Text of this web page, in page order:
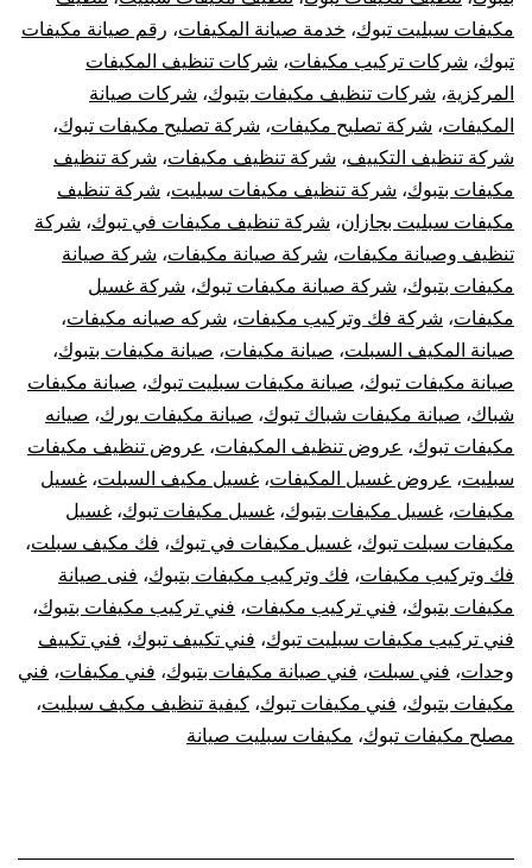
مكيفات سبليت تبوك، خدمة صيانة المكيفات، رقم صيانة مكيفات
تبوك، شركات تركيب مكيفات، شركات تنظيف المكيفات
المركزية، شركات تنظيف مكيفات بتبوك، شركات صيانة
المكيفات، شركة تصليح مكيفات، شركة تصليح مكيفات تبوك،
شركة تنظيف التكييف، شركة تنظيف مكيفات، شركة تنظيف
مكيفات بتبوك، شركة تنظيف مكيفات سبليت، شركة تنظيف
مكيفات سبليت بجازان، شركة تنظيف مكيفات في تبوك، شركة
تنظيف وصيانة مكيفات، شركة صيانة مكيفات، شركة صيانة
مكيفات بتبوك، شركة صيانة مكيفات تبوك، شركة غسيل
مكيفات، شركة فك وتركيب مكيفات، شركه صيانه مكيفات،
صيانة المكيف السبلت، صيانة مكيفات، صيانة مكيفات بتبوك،
صيانة مكيفات تبوك، صيانة مكيفات سبليت تبوك، صيانة مكيفات
شباك، صيانة مكيفات شباك تبوك، صيانة مكيفات يورك، صيانه
مكيفات تبوك، عروض تنظيف المكيفات، عروض تنظيف مكيفات
سبليت، عروض غسيل المكيفات، غسيل مكيف السبلت، غسيل
مكيفات، غسيل مكيفات بتبوك، غسيل مكيفات تبوك، غسيل
مكيفات سبلت تبوك، غسيل مكيفات في تبوك، فك مكيف سبلت،
فك وتركيب مكيفات، فك وتركيب مكيفات بتبوك، فنى صيانة
مكيفات بتبوك، فني تركيب مكيفات، فني تركيب مكيفات بتبوك،
فني تركيب مكيفات سبليت تبوك، فني تكييف تبوك، فني تكييف
وحدات، فني سبلت، فني صيانة مكيفات بتبوك، فني مكيفات، فني
مكيفات بتبوك، فني مكيفات تبوك، كيفية تنظيف مكيف سبليت،
مصلح مكيفات تبوك، مكيفات سبليت صيانة